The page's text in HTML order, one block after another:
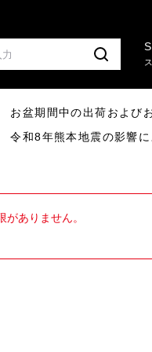
盆期間中の出荷および
和8年熊本地震の影響に
ありません。